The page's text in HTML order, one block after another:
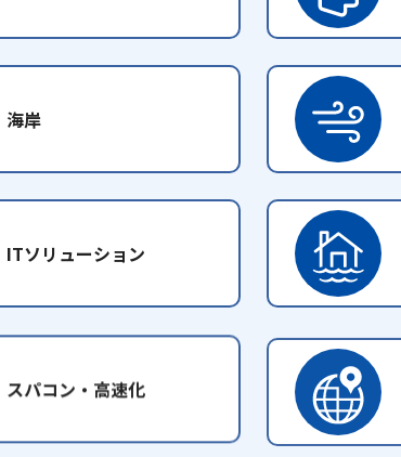
海岸
ITソリューション
スパコン・高速化